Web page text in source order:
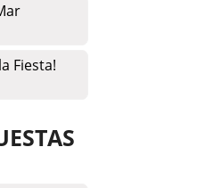
Fiesta!